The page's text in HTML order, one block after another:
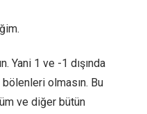
Yani 1 ve -1 dışında
olmasın. Bu
ve diğer bütün